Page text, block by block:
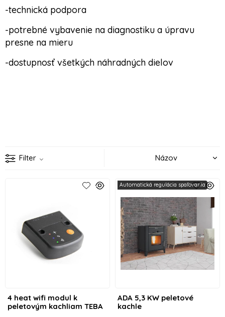
-technická podpora
-potrebné vybavenie na diagnostiku a úpravu
presne na mieru
-dostupnosť všetkých náhradných dielov
Filter
4 heat wifi modul k
peletovým kachliam TEBA
ADA 5,3 KW peletové
kachle
Automatická regulácia spaľovania